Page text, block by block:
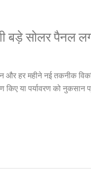
बड़े सोलर पैनल
हर महीने नई तकनीक
या पर्यावरण को नुकसान